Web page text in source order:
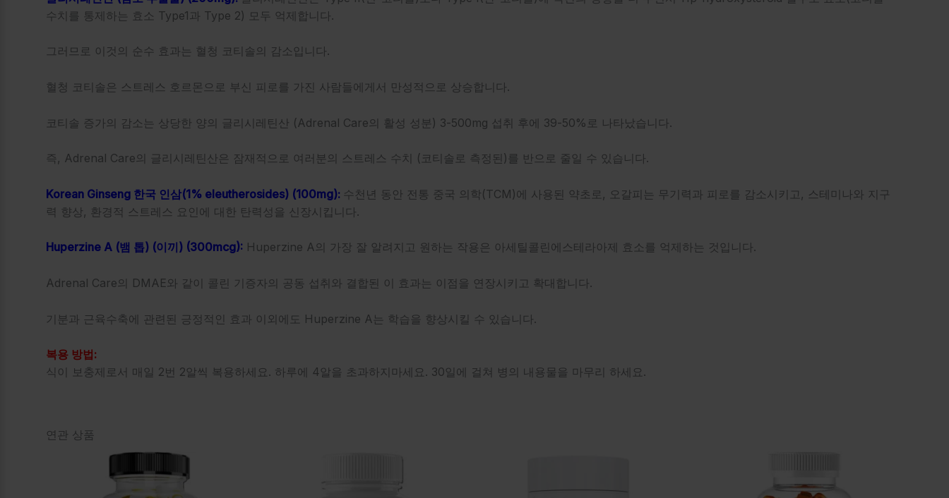
수치를 통제하는 효소 Type1과 Type 2) 모두 억제합니다.
그러므로 이것의 순수 효과는 혈청 코티솔의 감소입니다.
혈청 코티솔은 스트레스 호르몬으로 부신 피로를 가진 사람들에게서 만성적으로 상승합니다.
코티솔 증가의 감소는 상당한 양의 글리시레틴산 (Adrenal Care의 활성 성분) 3-500mg 섭취 후에 39-50%로 나타났습니다.
즉, Adrenal Care의 글리시레틴산은 잠재적으로 여러분의 스트레스 수치 (코티솔로 측정된)를 반으로 줄일 수 있습니다.
Korean Ginseng 한국 인삼(1% eleutherosides) (100mg): 수천년 동안 전통 중국 의학(TCM)에 사용된 약초로, 오갈피는 무기력과 피로를 감소시키고, 스테미나와 지구
력 향상, 환경적 스트레스 요인에 대한 탄력성을 신장시킵니다.
Huperzine A (뱀 톱) (이끼) (300mcg): Huperzine A의 가장 잘 알려지고 원하는 작용은 아세틸콜린에스테라아제 효소를 억제하는 것입니다.
Adrenal Care의 DMAE와 같이 콜린 기증자의 공동 섭취와 결합된 이 효과는 이점을 연장시키고 확대합니다.
기분과 근육수축에 관련된 긍정적인 효과 이외에도 Huperzine A는 학습을 향상시킬 수 있습니다.
복용 방법:
식이 보충제로서 매일 2번 2알씩 복용하세요. 하루에 4알을 초과하지마세요. 30일에 걸쳐 병의 내용물을 마무리 하세요.
연관 상품